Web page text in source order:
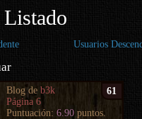
Usuarios
61
Blog deb3k
Página 6
Puntuación:6.90 puntos.